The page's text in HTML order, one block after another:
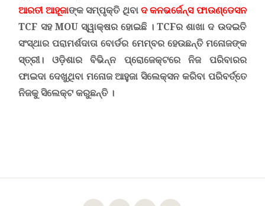
ଆରତୀ ଆହୂଜାଙ୍କ ସମ୍ପୃକ୍ତି ଥିବା ଦ କନଭର୍ଜେନ୍ସ ଫାଉଣ୍ଡେସନ
TCF ସହMOU ସ୍ୱାକ୍ଷର ହୋଇଛି ।TCFର ଶାଖା ଦ ଉଦଇତି
ସଂସ୍ଥାର ପରାମର୍ଶଦାତା ବୋର୍ଡର ମେମ୍ବର ହେଉଛନ୍ତି ମନୋଜଙ୍କ
ସ୍ତ୍ରୀ। ଓଡ଼ିଶାର ବିଭିନ୍ନ ପ୍ରୋଜେକ୍ଟରେ ନିଜ ପରିବାରର
ଫାଇଦା ଦେଖୁଥିବା ମନୋଜ ଆହୁଜା ସିଲେକ୍ସନ କରିବା ପରିବର୍ତ୍ତେ
ନିଜକୁ ସିଲେକ୍ଟ କରୁଛନ୍ତି ।